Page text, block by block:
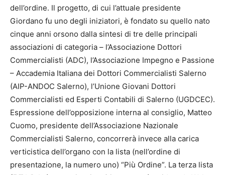
dell’ordine. Il progetto, di cui l’attuale presidente
Giordano fu uno degli iniziatori, è fondato su quello nato
cinque anni orsono dalla sintesi di tre delle principali
associazioni di categoria – l’Associazione Dottori
Commercialisti (ADC), l’Associazione Impegno e Passione
– Accademia Italiana dei Dottori Commercialisti Salerno
(AIP-ANDOC Salerno), l’Unione Giovani Dottori
Commercialisti ed Esperti Contabili di Salerno (UGDCEC).
Espressione dell’opposizione interna al consiglio, Matteo
Cuomo, presidente dell’Associazione Nazionale
Commercialisti Salerno, concorrerà invece alla carica
verticistica dell’organo con la lista (nell’ordine di
presentazione, la numero uno) “Più Ordine”. La terza lista